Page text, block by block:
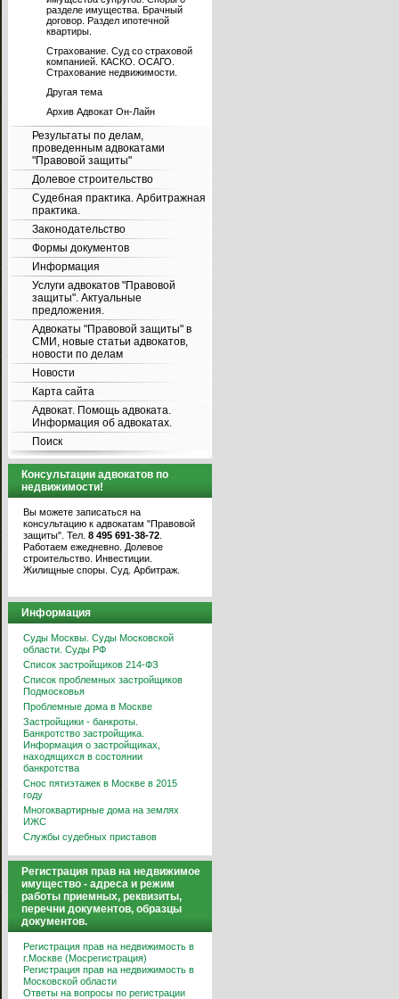
разделе имущества. Брачный
договор. Раздел ипотечной
квартиры.
Страхование. Суд со страховой
компанией. КАСКО. ОСАГО.
Страхование недвижимости.
Другая тема
Архив Адвокат Он-Лайн
Результаты по делам,
проведенным адвокатами
"Правовой защиты"
Долевое строительство
Судебная практика. Арбитражная
практика.
Законодательство
Формы документов
Информация
Услуги адвокатов "Правовой
защиты". Актуальные
предложения.
Адвокаты "Правовой защиты" в
СМИ, новые статьи адвокатов,
новости по делам
Новости
Карта сайта
Адвокат. Помощь адвоката.
Информация об адвокатах.
Поиск
Консультации адвокатов по
недвижимости!
Вы можете записаться на
консультацию к адвокатам "Правовой
защиты". Тел. 8 495 691-38-72
Работаем ежедневно. Долевое
строительство. Инвестиции.
Жилищные споры. Суд. Арбитраж.
Информация
Суды Москвы. Суды Московской
области. Суды РФ
Список застройщиков 214-ФЗ
Список проблемных застройщиков
Подмосковья
Проблемные дома в Москве
Застройщики - банкроты.
Банкротство застройщика.
Информация о застройщиках,
находящихся в состоянии
банкротства
Снос пятиэтажек в Москве в 2015
году
Многоквартирные дома на землях
ИЖС
Службы судебных приставов
Регистрация прав на недвижимое
имущество - адреса и режим
работы приемных, реквизиты,
перечни документов, образцы
документов.
Регистрация прав на недвижимость в
г.Москве (Мосрегистрация)
Регистрация прав на недвижимость в
Московской области
Ответы на вопросы по регистрации